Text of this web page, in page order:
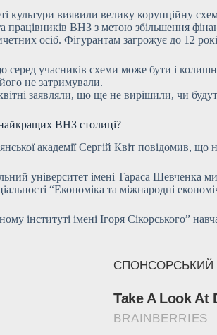
культури виявили велику корупційну
працівників ВНЗ з метою збільшення
осіб. Фігурантам загрожує до 12
серед учасників схеми може бути і
не затримували.
заявляли, що ще не вирішили, чи
ВНЗ столиці?
академії Сергій Квіт повідомив, що
університет імені Тараса Шевченка
“Економіка та міжнародні
інституті імені Ігоря Сікорського”